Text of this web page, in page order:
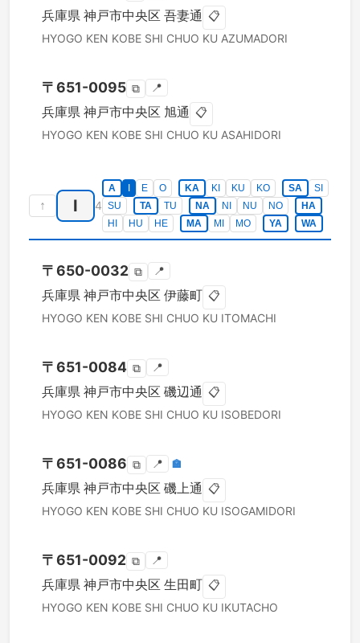
兵庫県 神戸市中央区 吾妻通 📋
HYOGO KEN KOBE SHI CHUO KU AZUMADORI
〒651-0095 ⧉ 📍
兵庫県 神戸市中央区 旭通 📋
HYOGO KEN KOBE SHI CHUO KU ASAHIDORI
↑ I 4
A E O KA KI KU KO SA
SI
SU
TA TU NA NI NU NO
HA
HI
HU HE MA MI MO YA WA
〒650-0032 ⧉ 📍
兵庫県 神戸市中央区 伊藤町 📋
HYOGO KEN KOBE SHI CHUO KU ITOMACHI
〒651-0084 ⧉ 📍
兵庫県 神戸市中央区 磯辺通 📋
HYOGO KEN KOBE SHI CHUO KU ISOBEDORI
〒651-0086 ⧉ 📍 🏣
兵庫県 神戸市中央区 磯上通 📋
HYOGO KEN KOBE SHI CHUO KU ISOGAMIDORI
〒651-0092 ⧉ 📍
兵庫県 神戸市中央区 生田町 📋
HYOGO KEN KOBE SHI CHUO KU IKUTACHO